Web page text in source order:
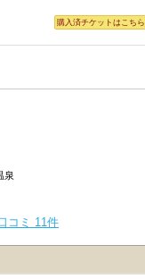
購入済チケットはこちら
泉
コミ 11件